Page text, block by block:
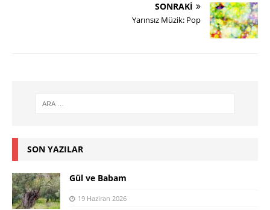
SONRAKI
Yarınsız Müzik: Pop
SON YAZILAR
Gül ve Babam
19 Haziran 2026